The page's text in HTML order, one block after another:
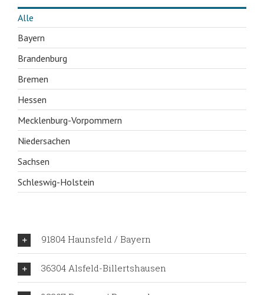
Alle
Bayern
Brandenburg
Bremen
Hessen
Mecklenburg-Vorpommern
Niedersachen
Sachsen
Schleswig-Holstein
91804 Haunsfeld / Bayern
36304 Alsfeld-Billertshausen